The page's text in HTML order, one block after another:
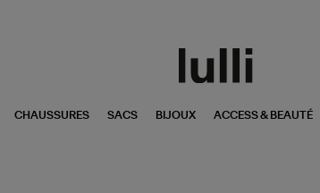
CHAUSSURES SACS BIJOUX ACCESS & BEAUTÉ